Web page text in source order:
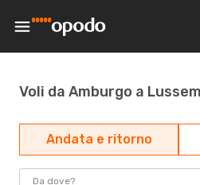
Voli da Amburgo a
Andata e ritorno
Da dove?